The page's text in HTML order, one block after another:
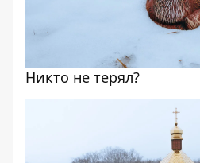
Никто не терял?